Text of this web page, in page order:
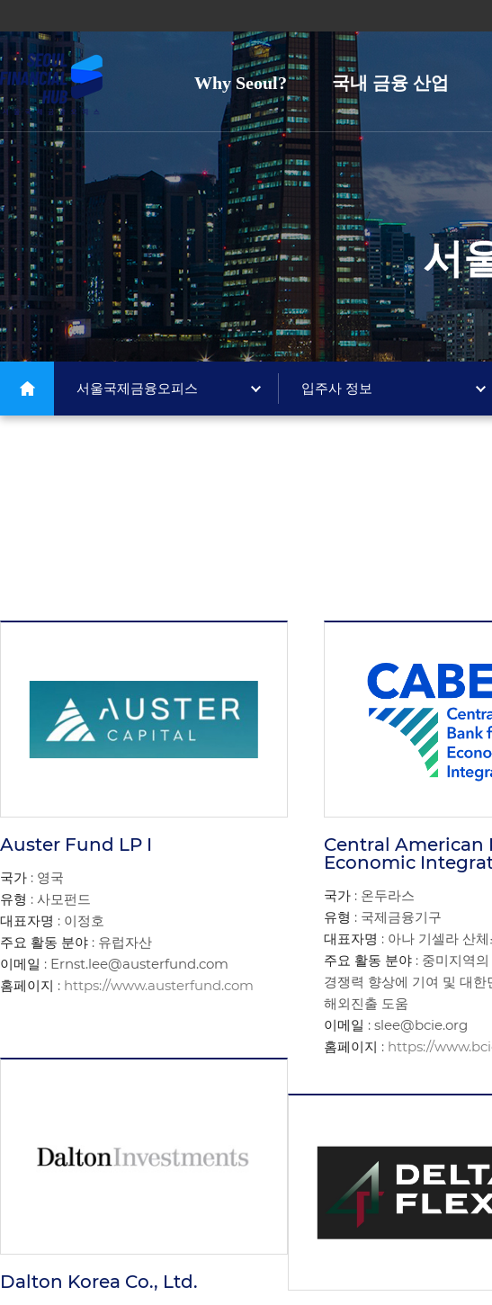
Why Seoul? 국내 금융 산업
서
서울국제금융오피스 입주사 정보
Auster Fund LP I
국가 : 영국
유형 : 사모펀드
대표자명 : 이정호
주요 활동 분야 : 유럽자산
이메일 : Ernst.lee@austerfund.com
홈페이지 : https://www.austerfund.com
Central American
Economic
국가 : 온두라스
유형 : 국제금융기구
대표자명 : 아나 기셀라 산
주요 활동 분야 : 중미지역
경쟁력 향상에 기여 및 대한
해외진출 도움
이메일 : slee@bcie.org
홈페이지 : https://
Dalton Korea Co., Ltd.